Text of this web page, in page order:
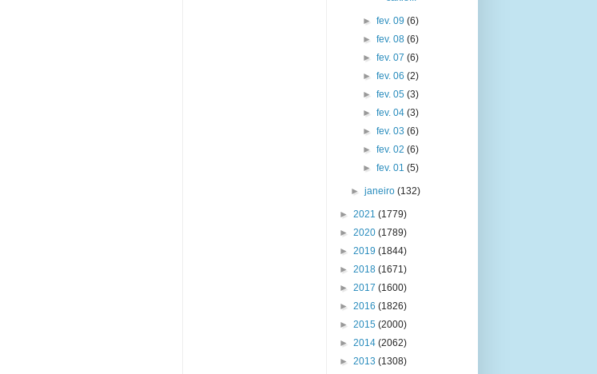
► fev. 09 (6)
► fev. 08 (6)
► fev. 07 (6)
► fev. 06 (2)
► fev. 05 (3)
► fev. 04 (3)
► fev. 03 (6)
► fev. 02 (6)
► fev. 01 (5)
►janeiro(132)
► 2021 (1779)
► 2020 (1789)
► 2019 (1844)
► 2018 (1671)
► 2017 (1600)
► 2016 (1826)
► 2015 (2000)
► 2014 (2062)
► 2013 (1308)